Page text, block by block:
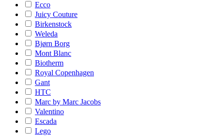
Ecco
Juicy Couture
Birkenstock
Weleda
Bjørn Borg
Mont Blanc
Biotherm
Royal Copenhagen
Gant
HTC
Marc by Marc Jacobs
Valentino
Escada
Lego